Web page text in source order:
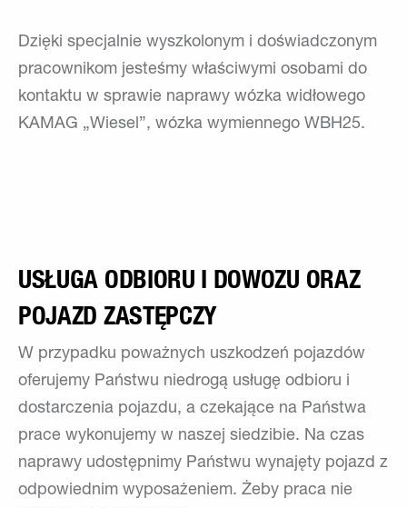
Dzięki specjalnie wyszkolonym i doświadczonym
pracownikom jesteśmy właściwymi osobami do
kontaktu w sprawie naprawy wózka widłowego
KAMAG „Wiesel”, wózka wymiennego WBH25.
USŁUGA ODBIORU I DOWOZU ORAZ
POJAZD ZASTĘPCZY
W przypadku poważnych uszkodzeń pojazdów
oferujemy Państwu niedrogą usługę odbioru i
dostarczenia pojazdu, a czekające na Państwa
prace wykonujemy w naszej siedzibie. Na czas
naprawy udostępnimy Państwu wynajęty pojazd z
odpowiednim wyposażeniem. Żeby praca nie